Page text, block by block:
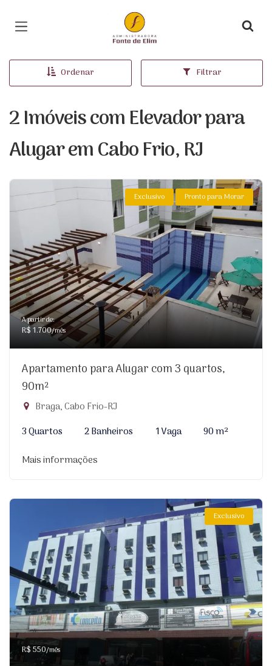
Página inicial
Ordenar Filtrar
2 Imóveis com Elevador para
Alugar em Cabo Frio, RJ
Exclusivo Pronto para Morar
A partir de:
R$ 1.700/mês
Apartamento para Alugar com 3 quartos,
90m²
Braga, Cabo Frio-RJ
3 Quartos
2 Banheiros 1 Vaga
90 m²
Mais informações
Exclusivo
R$ 550/mês